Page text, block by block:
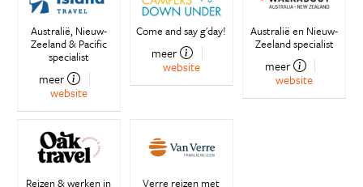
Australië, Nieuw-
Zeeland & Pacific
specialist
meer
website
Come and say g'day!
meer
website
Australië en Nieuw-
Zeeland specialist
meer
website
Reizen & werken in
Verre reizen met